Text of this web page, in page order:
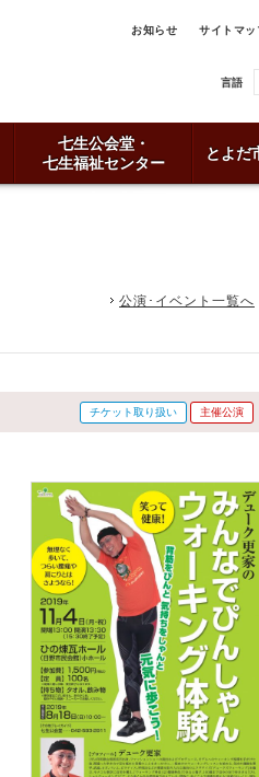
お知らせ サイトマッ
言語
七生公会堂・
七生福祉センター
とよだ
公演･イベント一覧へ
チケット取り扱い 主催公演